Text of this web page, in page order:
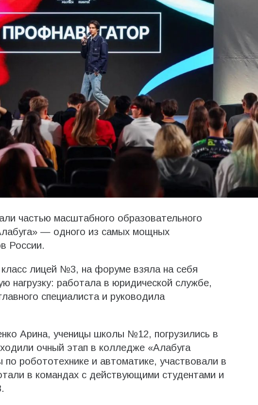
частью масштабного образовательного
— одного из самых мощных
России.
лицей №3, на форуме взяла на себя
нагрузку: работала в юридической службе,
специалиста и руководила
Арина, ученицы школы №12, погрузились в
очный этап в колледже «Алабуга
робототехнике и автоматике, участвовали в
в командах с действующими студентами и